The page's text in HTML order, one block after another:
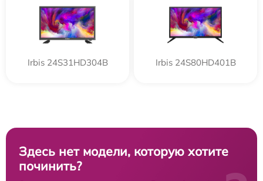
Irbis 24S31HD304B Irbis 24S80HD401B
Здесь нет модели, которую хотите
починить?